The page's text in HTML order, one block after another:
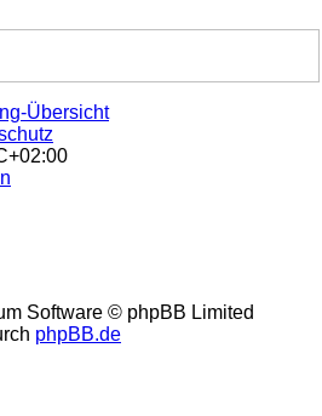
Übersicht
Software © phpBB Limited
phpBB.de